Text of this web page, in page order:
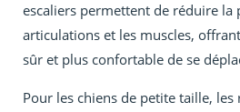
escaliers permettent de réduire la
articulations et les muscles,
sûr et plus confortable de se
Pour les chiens de petite taille, les